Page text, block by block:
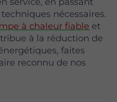
nécessaires.
à chaleur fiable et
à la réduction de
faites
reconnu de nos